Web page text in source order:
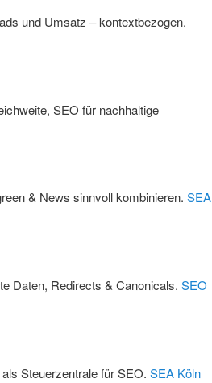
und Umsatz – kontextbezogen.
SEO für nachhaltige
& News sinnvoll kombinieren. SEA
Daten, Redirects & Canonicals. SEO
Steuerzentrale für SEO. SEA Köln